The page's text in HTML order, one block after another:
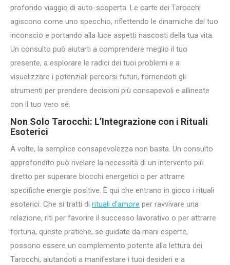
profondo viaggio di auto-scoperta. Le carte dei Tarocchi
agiscono come uno specchio, riflettendo le dinamiche del tuo
inconscio e portando alla luce aspetti nascosti della tua vita.
Un consulto può aiutarti a comprendere meglio il tuo
presente, a esplorare le radici dei tuoi problemi e a
visualizzare i potenziali percorsi futuri, fornendoti gli
strumenti per prendere decisioni più consapevoli e allineate
con il tuo vero sé.
Non Solo Tarocchi: L’Integrazione con i Rituali
Esoterici
A volte, la semplice consapevolezza non basta. Un consulto
approfondito può rivelare la necessità di un intervento più
diretto per superare blocchi energetici o per attrarre
specifiche energie positive. È qui che entrano in gioco i rituali
esoterici. Che si tratti di rituali d’amore per ravvivare una
relazione, riti per favorire il successo lavorativo o per attrarre
fortuna, queste pratiche, se guidate da mani esperte,
possono essere un complemento potente alla lettura dei
Tarocchi, aiutandoti a manifestare i tuoi desideri e a